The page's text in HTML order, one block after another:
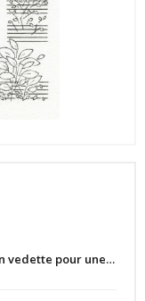
vedette pour une…